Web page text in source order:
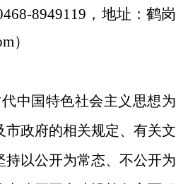
8949119 ，地址：鹤岗
）
中国特色社会主义思想为
政府的相关规定、有关文
以公开为常态、不公开为